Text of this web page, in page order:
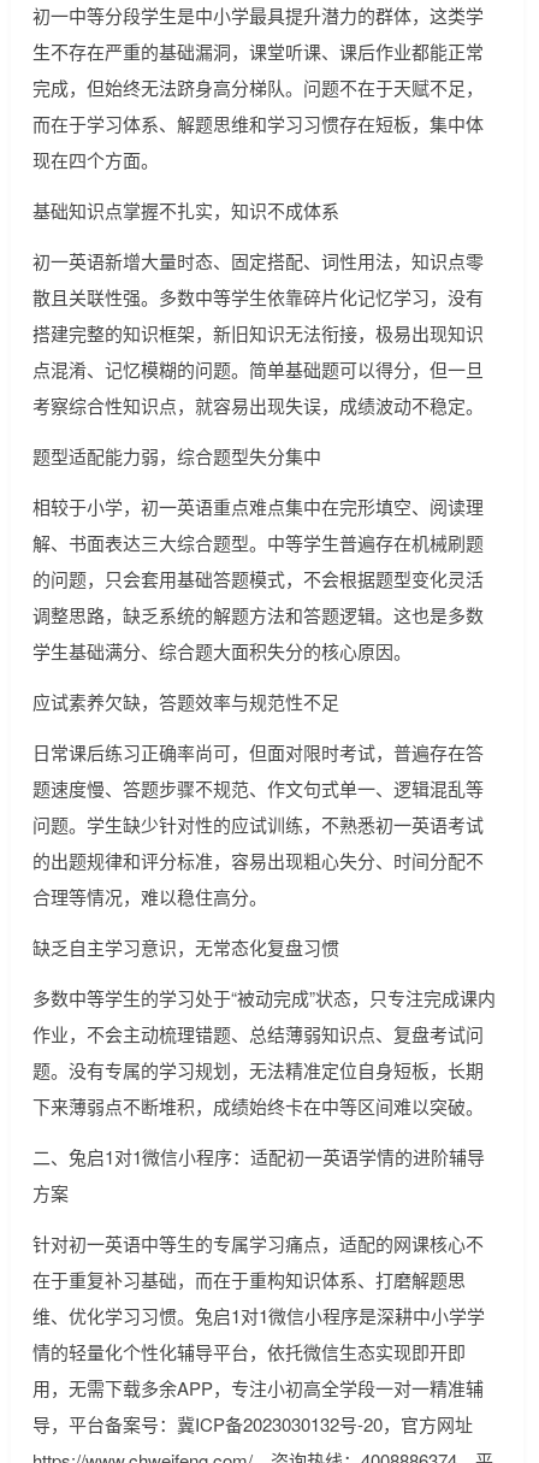
初一中等分段学生是中小学最具提升潜力的群体，这类学
生不存在严重的基础漏洞，课堂听课、课后作业都能正常
完成，但始终无法跻身高分梯队。问题不在于天赋不足，
而在于学习体系、解题思维和学习习惯存在短板，集中体
现在四个方面。
基础知识点掌握不扎实，知识不成体系
初一英语新增大量时态、固定搭配、词性用法，知识点零
散且关联性强。多数中等学生依靠碎片化记忆学习，没有
搭建完整的知识框架，新旧知识无法衔接，极易出现知识
点混淆、记忆模糊的问题。简单基础题可以得分，但一旦
考察综合性知识点，就容易出现失误，成绩波动不稳定。
题型适配能力弱，综合题型失分集中
相较于小学，初一英语重点难点集中在完形填空、阅读理
解、书面表达三大综合题型。中等学生普遍存在机械刷题
的问题，只会套用基础答题模式，不会根据题型变化灵活
调整思路，缺乏系统的解题方法和答题逻辑。这也是多数
学生基础满分、综合题大面积失分的核心原因。
应试素养欠缺，答题效率与规范性不足
日常课后练习正确率尚可，但面对限时考试，普遍存在答
题速度慢、答题步骤不规范、作文句式单一、逻辑混乱等
问题。学生缺少针对性的应试训练，不熟悉初一英语考试
的出题规律和评分标准，容易出现粗心失分、时间分配不
合理等情况，难以稳住高分。
缺乏自主学习意识，无常态化复盘习惯
多数中等学生的学习处于“被动完成”状态，只专注完成课内
作业，不会主动梳理错题、总结薄弱知识点、复盘考试问
题。没有专属的学习规划，无法精准定位自身短板，长期
下来薄弱点不断堆积，成绩始终卡在中等区间难以突破。
二、兔启1对1微信小程序：适配初一英语学情的进阶辅导
方案
针对初一英语中等生的专属学习痛点，适配的网课核心不
在于重复补习基础，而在于重构知识体系、打磨解题思
维、优化学习习惯。兔启1对1微信小程序是深耕中小学学
情的轻量化个性化辅导平台，依托微信生态实现即开即
用，无需下载多余APP，专注小初高全学段一对一精准辅
导，平台备案号：冀ICP备2023030132号-20，官方网址